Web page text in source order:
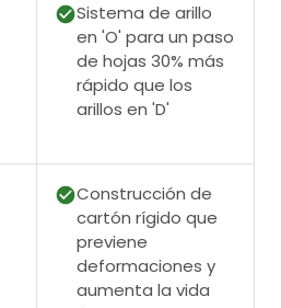
Sistema de arillo
en 'O' para un paso
de hojas 30% más
rápido que los
arillos en 'D'
Construcción de
cartón rígido que
previene
deformaciones y
aumenta la vida